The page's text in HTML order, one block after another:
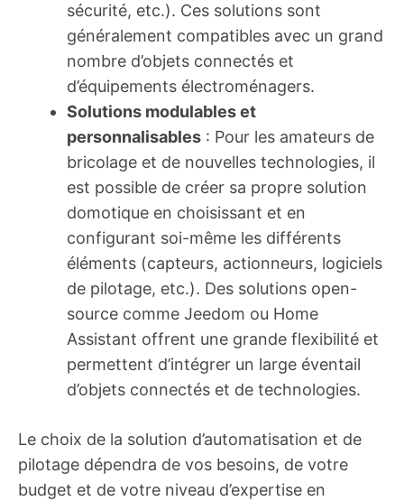
sécurité, etc.). Ces solutions sont
généralement compatibles avec un grand
nombre d’objets connectés et
d’équipements électroménagers.
Solutions modulables et
personnalisables : Pour les amateurs de
bricolage et de nouvelles technologies, il
est possible de créer sa propre solution
domotique en choisissant et en
configurant soi-même les différents
éléments (capteurs, actionneurs, logiciels
de pilotage, etc.). Des solutions open-
source comme Jeedom ou Home
Assistant offrent une grande flexibilité et
permettent d’intégrer un large éventail
d’objets connectés et de technologies.
Le choix de la solution d’automatisation et de
pilotage dépendra de vos besoins, de votre
budget et de votre niveau d’expertise en